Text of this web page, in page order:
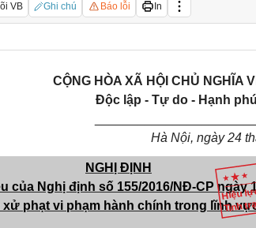
VB Ghi chú Báo lỗi In
Hiệu
Tình
CỘNG HÒA XÃ HỘI CHỦ NGHĨA
Độc lập - Tự do - Hạnh
Hà Nội, ngày 24
NGHỊ ĐỊNH
của Nghị định số 155/2016/NĐ-CP ngày
xử phạt vi phạm hành chính trong lĩnh